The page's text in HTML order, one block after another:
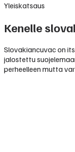
Yleiskatsaus
Kenelle
Slovakiancuvac on
jalostettu
perheelleen mutta